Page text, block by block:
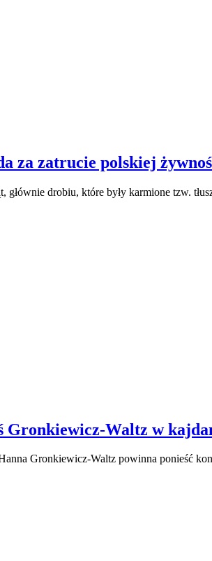
za zatrucie polskiej
drobiu, które były karmione tzw.
Gronkiewicz-Waltz w
Gronkiewicz-Waltz powinna ponieść